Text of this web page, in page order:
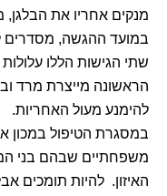
מנקים אחריו את
במועד ההגשה, מסדרים
שתי הגישות הללו
הראשונה מייצרת מרד
להימנע מעול האחריות.
במסגרת הטיפול במכון
משפחתיים שבהם בני
האיזון. להיות תומכים